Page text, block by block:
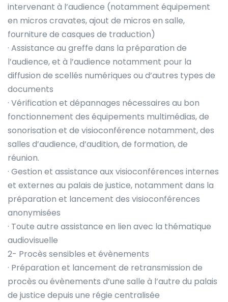
intervenant à l’audience (notamment équipement
en micros cravates, ajout de micros en salle,
fourniture de casques de traduction)
· Assistance au greffe dans la préparation de
l’audience, et à l’audience notamment pour la
diffusion de scellés numériques ou d’autres types de
documents
· Vérification et dépannages nécessaires au bon
fonctionnement des équipements multimédias, de
sonorisation et de visioconférence notamment, des
salles d’audience, d’audition, de formation, de
réunion.
· Gestion et assistance aux visioconférences internes
et externes au palais de justice, notamment dans la
préparation et lancement des visioconférences
anonymisées
· Toute autre assistance en lien avec la thématique
audiovisuelle
2- Procès sensibles et évènements
· Préparation et lancement de retransmission de
procès ou évènements d’une salle à l’autre du palais
de justice depuis une régie centralisée